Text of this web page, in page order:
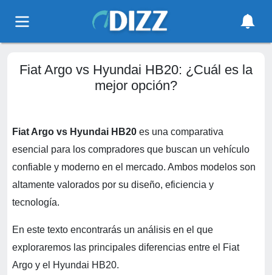
Fiat Argo vs Hyundai HB20: ¿Cuál es la
mejor opción?
Fiat Argo vs Hyundai HB20 es una comparativa
esencial para los compradores que buscan un vehículo
confiable y moderno en el mercado. Ambos modelos son
altamente valorados por su diseño, eficiencia y
tecnología.
En este texto encontrarás un análisis en el que
exploraremos las principales diferencias entre el Fiat
Argo y el Hyundai HB20.